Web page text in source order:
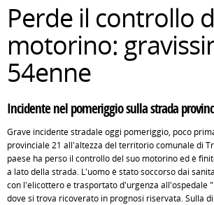
Perde il controllo
motorino:
54enne
Incidente nel pomeriggio sulla strada
Grave incidente stradale oggi pomeriggio, poco
provinciale 21 all'altezza del territorio comunale di
paese ha perso il controllo del suo motorino ed è
a lato della strada. L'uomo è stato soccorso dai
con l'elicottero e trasportato d'urgenza all'ospedale
dove si trova ricoverato in prognosi riservata. Sulla